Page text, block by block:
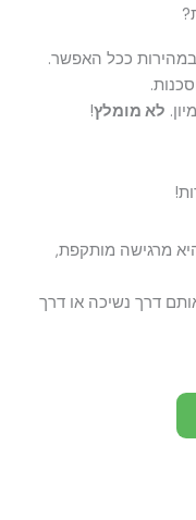
ככל האפשר.
לא מומלץ!
מרגישה מותקפת,
דרך נשיכה או דרך